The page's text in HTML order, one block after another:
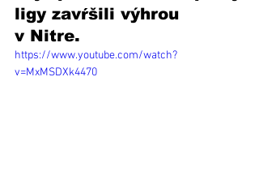
ligy zavŕšili výhrou
v Nitre.
https://www.youtube.com/watch?
v=MxMSDXk4470